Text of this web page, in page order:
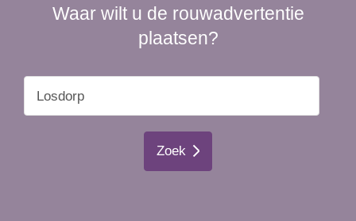
Waar wilt u de rouwadvertentie
plaatsen?
Zoek